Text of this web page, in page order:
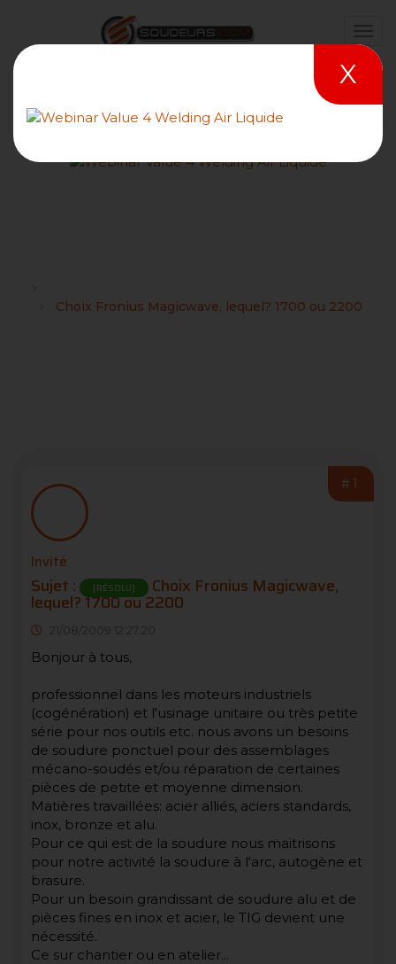
Choix Fronius Magicwave, lequel? 1700 ou 2200
#1
Invité
Sujet : [RÉSOLU] Choix Fronius Magicwave,
lequel? 1700 ou 2200
21/08/2009 12:27:20
Bonjour à tous,
professionnel dans les moteurs industriels
(cogénération) et l'usinage unitaire ou très petite
série pour nos outils etc. nous avons un besoins
de soudure ponctuel pour des assemblages
mécano-soudés et/ou réparation de certaines
pièces de petite et moyenne dimension.
Matières travaillées: acier alliés, aciers standards,
inox, bronze et alu.
Pour ce qui est de la soudure nous maitrisons
pour notre activité la soudure à l'arc, autogène et
brasure.
Pour un besoin grandissant de soudure alu et de
pièces fines en inox et acier, le TIG devient une
nécessité.
Ce sur chantier ou en atelier...
X